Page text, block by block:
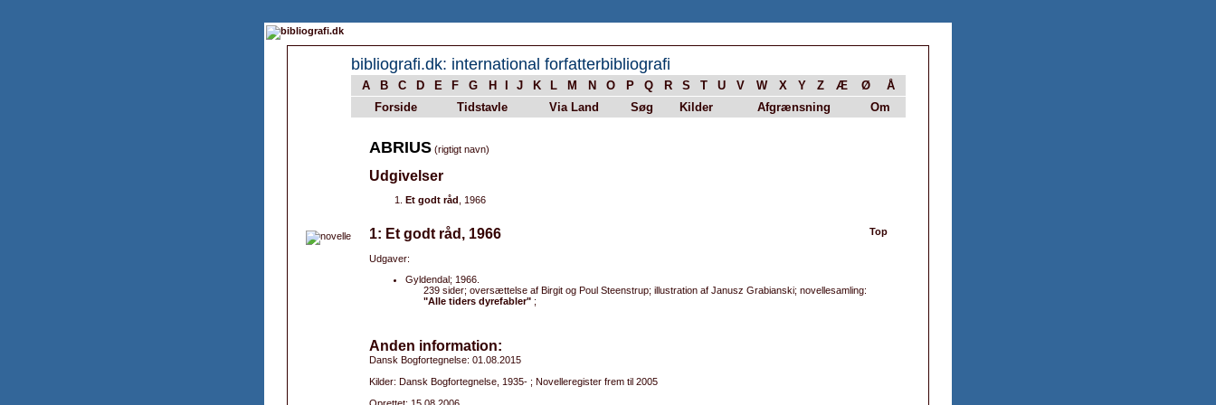
bibliografi.dk: international forfatterbibliografi
A B C D E F G H J K L M N O P Q R S T U V W X Y Z Æ Ø
Å
Forside
Tidstavle Via Land Søg Kilder Afgrænsning Om
ABRIUS (rigtigt navn)
Udgivelser
Et godt råd , 1966
Top
1: Et godt råd, 1966
Udgaver:
Gyldendal; 1966.
239 sider; oversættelse af Birgit og Poul Steenstrup; illustration af Janusz Grabianski; novellesamling:
"Alle tiders dyrefabler" ;
Anden information:
Dansk Bogfortegnelse: 01.08.2015
Kilder: Dansk Bogfortegnelse, 1935- ; Novelleregister frem til 2005